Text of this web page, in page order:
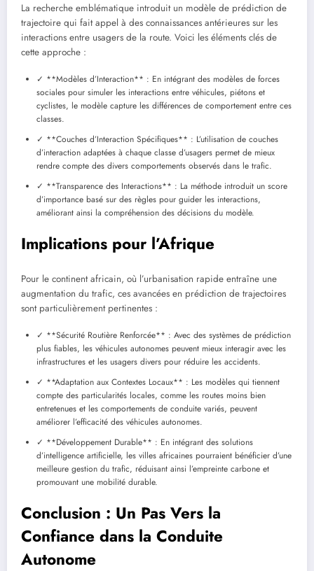
La recherche emblématique introduit un modèle de prédiction de
trajectoire qui fait appel à des connaissances antérieures sur les
interactions entre usagers de la route. Voici les éléments clés de
cette approche :
✓ **Modèles d’Interaction** : En intégrant des modèles de forces
sociales pour simuler les interactions entre véhicules, piétons et
cyclistes, le modèle capture les différences de comportement entre ces
classes.
✓ **Couches d’Interaction Spécifiques** : L’utilisation de couches
d’interaction adaptées à chaque classe d’usagers permet de mieux
rendre compte des divers comportements observés dans le trafic.
✓ **Transparence des Interactions** : La méthode introduit un score
d’importance basé sur des règles pour guider les interactions,
améliorant ainsi la compréhension des décisions du modèle.
Implications pour l’Afrique
Pour le continent africain, où l’urbanisation rapide entraîne une
augmentation du trafic, ces avancées en prédiction de trajectoires
sont particulièrement pertinentes :
✓ **Sécurité Routière Renforcée** : Avec des systèmes de prédiction
plus fiables, les véhicules autonomes peuvent mieux interagir avec les
infrastructures et les usagers divers pour réduire les accidents.
✓ **Adaptation aux Contextes Locaux** : Les modèles qui tiennent
compte des particularités locales, comme les routes moins bien
entretenues et les comportements de conduite variés, peuvent
améliorer l’efficacité des véhicules autonomes.
✓ **Développement Durable** : En intégrant des solutions
d’intelligence artificielle, les villes africaines pourraient bénéficier d’une
meilleure gestion du trafic, réduisant ainsi l’empreinte carbone et
promouvant une mobilité durable.
Conclusion : Un Pas Vers la
Confiance dans la Conduite
Autonome